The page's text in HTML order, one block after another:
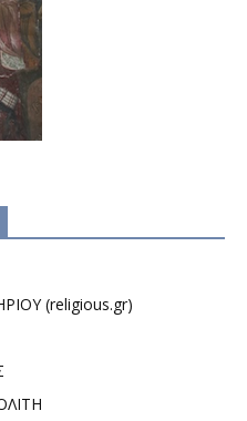
(religious.gr)